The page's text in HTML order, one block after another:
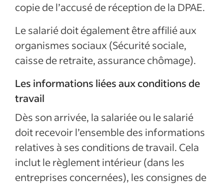
copie de l’accusé de réception de la DPAE.
Le salarié doit également être affilié aux
organismes sociaux (Sécurité sociale,
caisse de retraite, assurance chômage).
Les informations liées aux conditions de
travail
Dès son arrivée, la salariée ou le salarié
doit recevoir l’ensemble des informations
relatives à ses conditions de travail. Cela
inclut le règlement intérieur (dans les
entreprises concernées), les consignes de